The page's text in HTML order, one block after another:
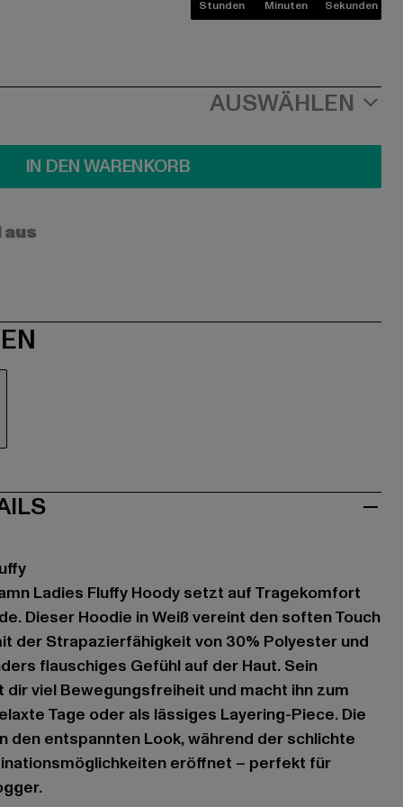
Stunden Minuten Sekunden
AUSWÄHLEN
IN DEN WARENKORB
Ladies Fluffy Hoody setzt auf Tragekomfort
Dieser Hoodie in Weiß vereint den soften Touch
der Strapazierfähigkeit von 30% Polyester und
flauschiges Gefühl auf der Haut. Sein
viel Bewegungsfreiheit und macht ihn zum
Tage oder als lässiges Layering-Piece. Die
den entspannten Look, während der schlichte
eröffnet – perfekt für